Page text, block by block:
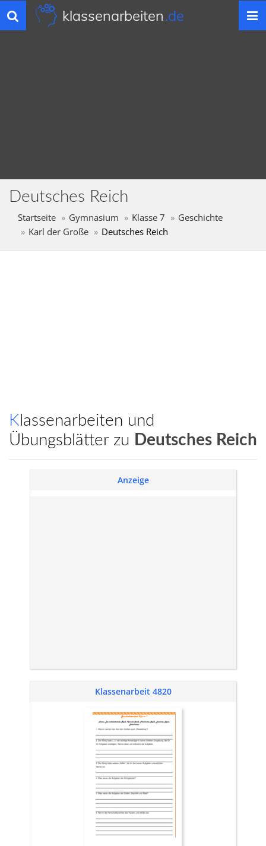
Toggle
navigation
klassenarbeiten.de
Deutsches Reich
Startseite Gymnasium Klasse 7
Geschichte
Karl der Große
Deutsches Reich
Klassenarbeiten und
Übungsblätter zu Deutsches Reich
Anzeige
Klassenarbeit 4820